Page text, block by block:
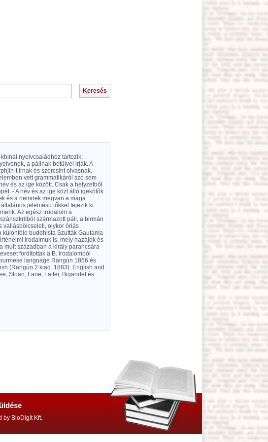
nyelvcsaládhoz tartozik;
a pálinak betüivel irják. A
t irnak és szercsint olvasnak.
vett grammatikáról szó sem
és az ige között. Csak a helyzetből
- A név és az ige közt álló igekötők
és a nemnek megvan a maga
jelentésü tőkkel fejezik ki.
Az egész irodalom a
származott páli, a birmán
vallásbölcseleti, olykor óriás
különféle buddhista Szutták Gautama
irodalmuk is, mely hazájok és
mult században a király parancsára
fordítottak a B. irodalomból
language Rangún 1866 és
(Rangún 2 kiad. 1883). English and
Sloan, Lane, Latter, Bigandet és
by BioDigit Kft.